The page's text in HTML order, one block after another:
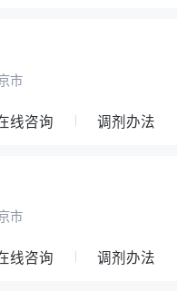
市
线咨询 调剂办法
市
线咨询 调剂办法